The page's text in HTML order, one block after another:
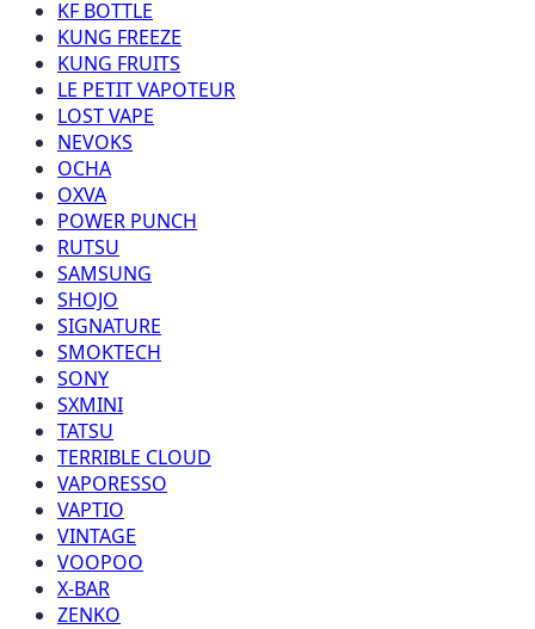
KF BOTTLE
KUNG FREEZE
KUNG FRUITS
LE PETIT VAPOTEUR
LOST VAPE
NEVOKS
OCHA
OXVA
POWER PUNCH
RUTSU
SAMSUNG
SHOJO
SIGNATURE
SMOKTECH
SONY
SXMINI
TATSU
TERRIBLE CLOUD
VAPORESSO
VAPTIO
VINTAGE
VOOPOO
X-BAR
ZENKO